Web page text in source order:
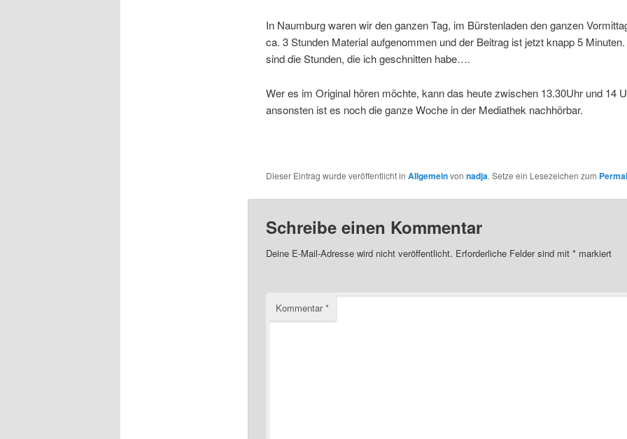
In Naumburg waren wir den ganzen Tag, im Bürstenladen den ganzen
ca. 3 Stunden Material aufgenommen und der Beitrag ist jetzt knapp 5
sind die Stunden, die ich geschnitten habe….
Wer es im Original hören möchte, kann das heute zwischen 13.30Uhr und 14
ansonsten ist es noch die ganze Woche in der Mediathek nachhörbar.
Dieser Eintrag wurde veröffentlicht in Allgemeinvon nadja. Setze ein Lesezeichen zum
Schreibe einen Kommentar
Deine E-Mail-Adresse wird nicht veröffentlicht. Erforderliche Felder sind mit *markiert
Kommentar*